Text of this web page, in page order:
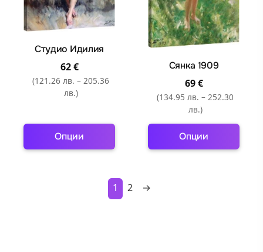
chosen
on
product
page
chosen
on
the
page
Студио Идилия
62€
(121.26 лв. – 205.36
лв.)
Опции
Сянка 1909
69€
(134.95 лв. – 252.30
лв.)
Опции
1 2 →